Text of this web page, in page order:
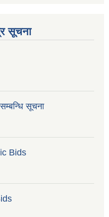
सूचना
सूचना
Bids